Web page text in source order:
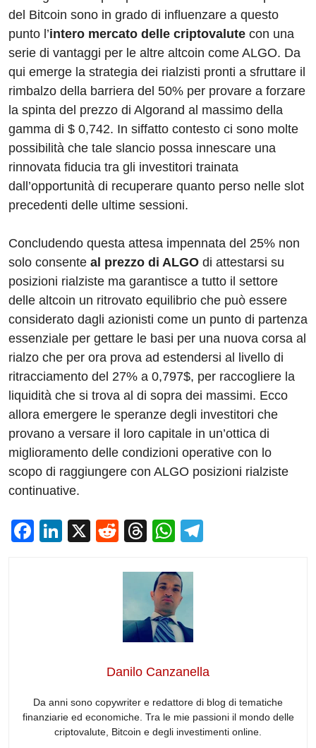
del Bitcoin sono in grado di influenzare a questo
punto l’intero mercato delle criptovalute con una
serie di vantaggi per le altre altcoin come ALGO. Da
qui emerge la strategia dei rialzisti pronti a sfruttare il
rimbalzo della barriera del 50% per provare a forzare
la spinta del prezzo di Algorand al massimo della
gamma di $ 0,742. In siffatto contesto ci sono molte
possibilità che tale slancio possa innescare una
rinnovata fiducia tra gli investitori trainata
dall’opportunità di recuperare quanto perso nelle slot
precedenti delle ultime sessioni.
Concludendo questa attesa impennata del 25% non
solo consente al prezzo di ALGO di attestarsi su
posizioni rialziste ma garantisce a tutto il settore
delle altcoin un ritrovato equilibrio che può essere
considerato dagli azionisti come un punto di partenza
essenziale per gettare le basi per una nuova corsa al
rialzo che per ora prova ad estendersi al livello di
ritracciamento del 27% a 0,797$, per raccogliere la
liquidità che si trova al di sopra dei massimi. Ecco
allora emergere le speranze degli investitori che
provano a versare il loro capitale in un’ottica di
miglioramento delle condizioni operative con lo
scopo di raggiungere con ALGO posizioni rialziste
continuative.
F
Li
X
R
d
di
t
T
e
a
d
s
W
at
s
A
p
p
Danilo Canzanella
Da anni sono copywriter e redattore di blog di tematiche
finanziarie ed economiche. Tra le mie passioni il mondo delle
criptovalute, Bitcoin e degli investimenti online.